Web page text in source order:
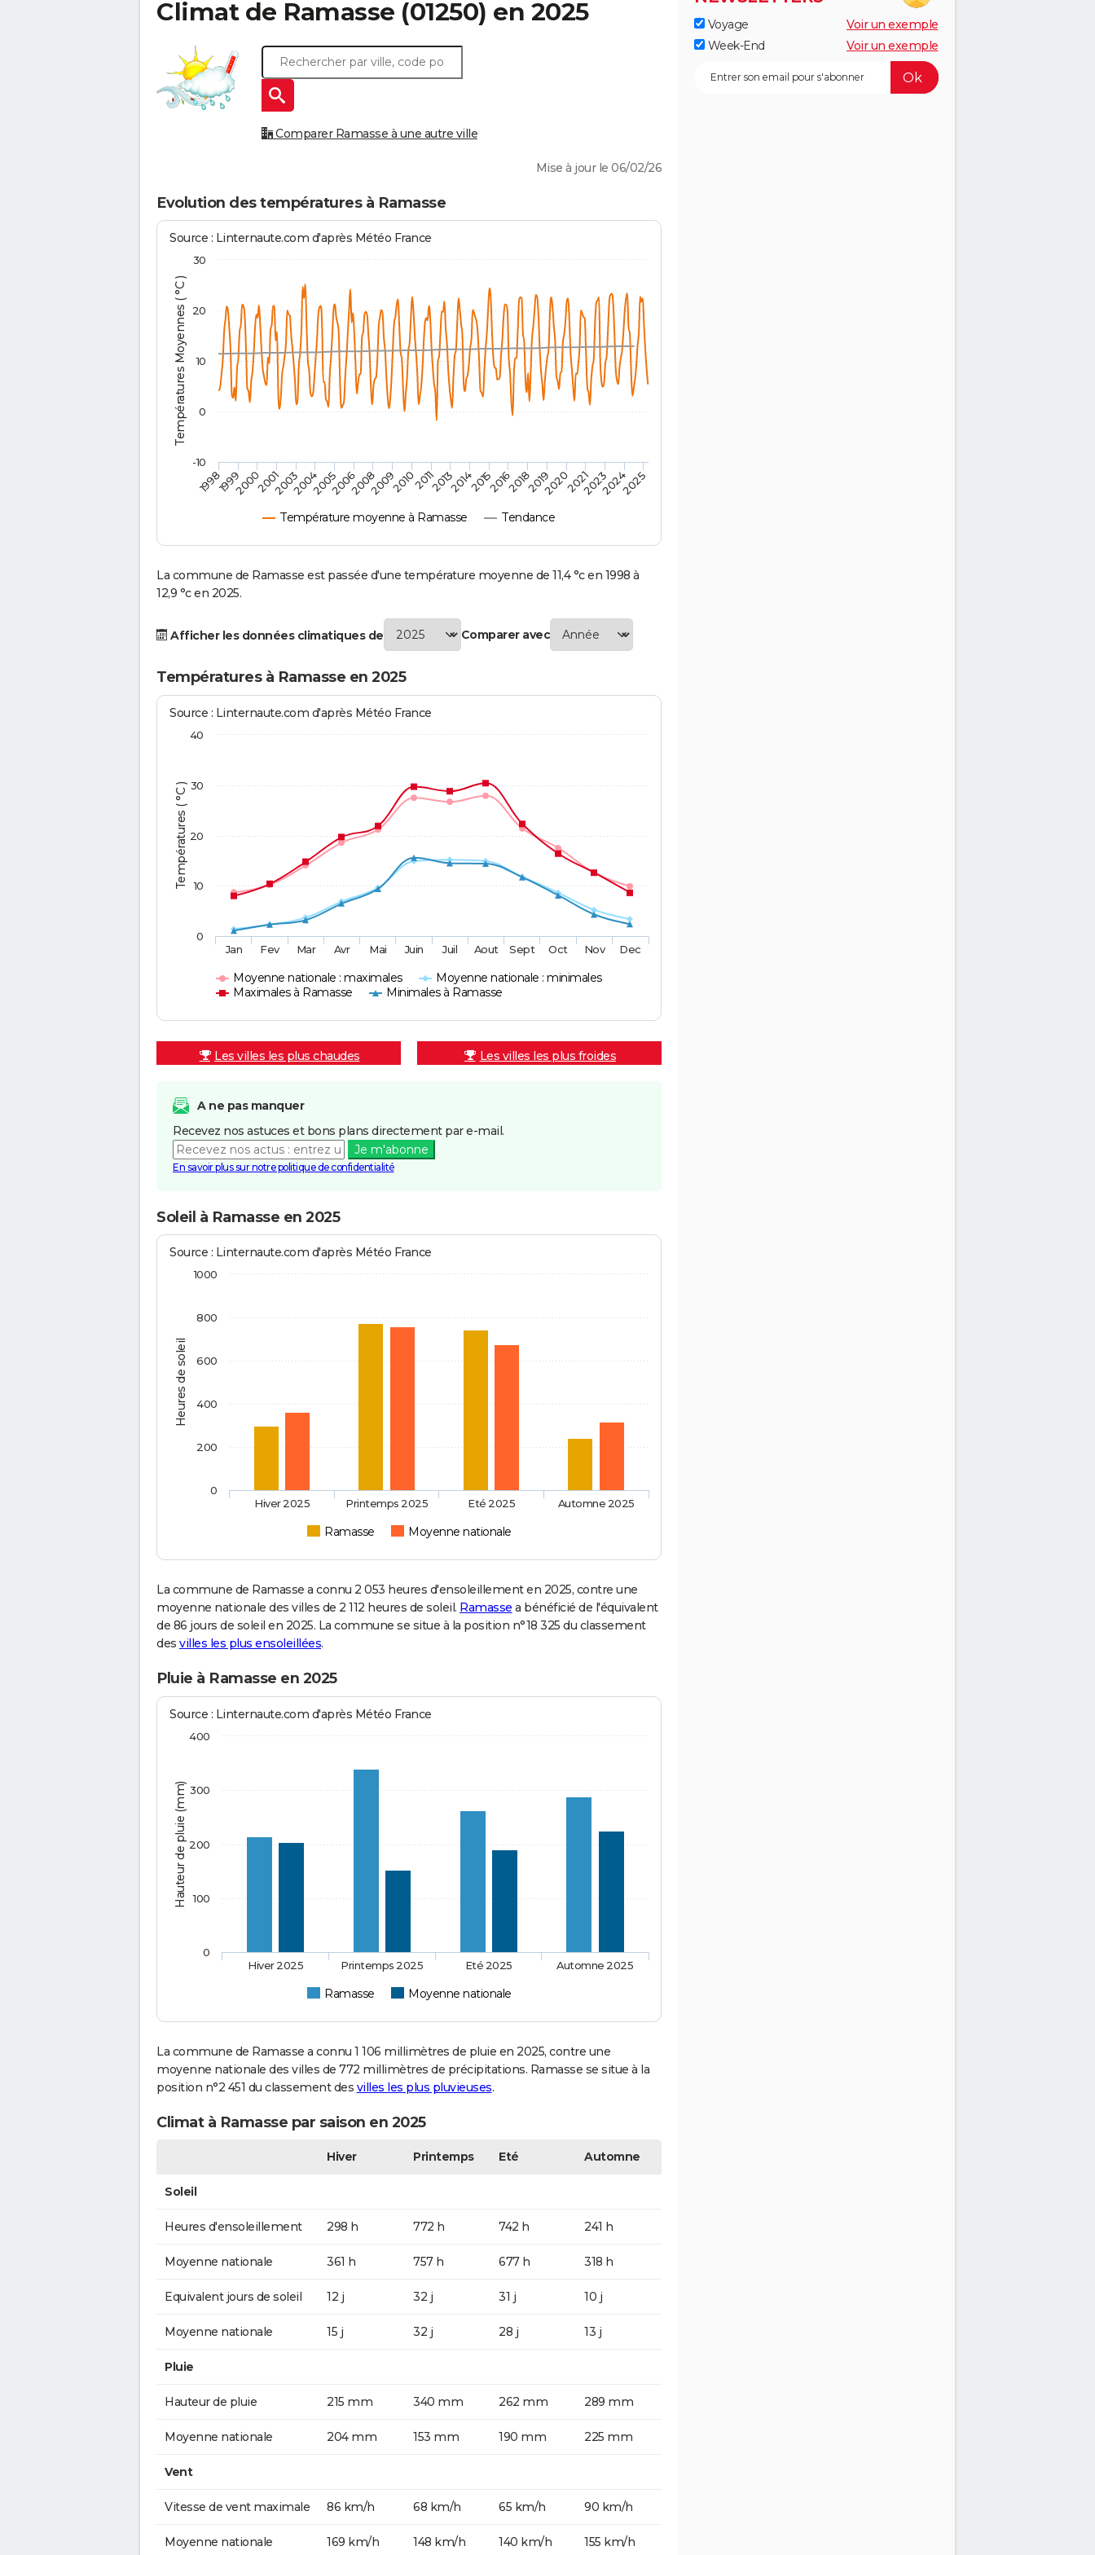
Climat de Ramasse (01250) en 2025
Comparer Ramasse à une autre ville
Mise à jour le 06/02/26
Evolution des températures à Ramasse
Températures Moyennes ( °C )
Source : Linternaute.com d'après Météo France
Température moyenne à Ramasse Tendance
1998 2014
199920002001200320042005200620082009201020112013 201520162018201920202021202320242025
-10
0
10
20
30
La commune de Ramasse est passée d'une température moyenne de 11,4 °c en 1998 à
12,9 °c en 2025.
Afficher les données climatiques de Comparer avec
Températures à Ramasse en 2025
Températures ( °C )
Source : Linternaute.com d'après Météo France
Moyenne nationale : maximales
Moyenne nationale : minimales
Maximales à Ramasse
Minimales à Ramasse
Jan Fev Mar Avr Mai Juin Juil Aout Sept Oct Nov Dec
0
10
20
30
40
Les villes les plus chaudes Les villes les plus froides
A ne pas manquer
Recevez nos astuces et bons plans directement par e-mail.
Je m'abonne
En savoir plus sur notre politique de confidentialité
Soleil à Ramasse en 2025
Heures de soleil
Source : Linternaute.com d'après Météo France
Ramasse Moyenne nationale
Hiver 2025 Printemps 2025 Eté 2025 Automne 2025
0
200
400
600
800
1000
La commune de Ramasse a connu 2 053 heures d'ensoleillement en 2025, contre une
moyenne nationale des villes de 2 112 heures de soleil. Ramasse a bénéficié de l'équivalent
de 86 jours de soleil en 2025. La commune se situe à la position n°18 325 du classement
des villes les plus ensoleillées.
Pluie à Ramasse en 2025
Hauteur de pluie (mm)
Source : Linternaute.com d'après Météo France
Ramasse Moyenne nationale
Hiver 2025 Printemps 2025 Eté 2025 Automne 2025
0
100
200
300
400
La commune de Ramasse a connu 1 106 millimètres de pluie en 2025, contre une
moyenne nationale des villes de 772 millimètres de précipitations. Ramasse se situe à la
position n°2 451 du classement des villes les plus pluvieuses.
Climat à Ramasse par saison en 2025
Hiver Printemps Eté Automne
Soleil
Heures d'ensoleillement 298 h 772 h 742 h 241 h
Moyenne nationale 361 h 757 h 677 h 318 h
Equivalent jours de soleil 12 j 32 j 31 j 10 j
Moyenne nationale 15 j 32 j 28 j 13 j
Pluie
Hauteur de pluie 215 mm 340 mm 262 mm 289 mm
Moyenne nationale 204 mm 153 mm 190 mm 225 mm
Vent
Vitesse de vent maximale 86 km/h 68 km/h 65 km/h 90 km/h
Moyenne nationale 169 km/h 148 km/h 140 km/h 155 km/h
Voyage
Voir un exemple
Week-End
Voir un exemple